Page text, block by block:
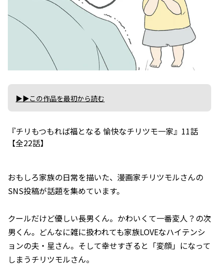
▶▶この作品を最初から読む
『チリもつもれば福となる 愉快なチリツモ一家』11話
【全22話】
おもしろ家族の日常を描いた、漫画家チリツモルさんの
SNS投稿が話題を集めています。
クールだけど優しい長男くん。かわいくて一番変人？の次
男くん。どんなに雑に扱われても家族LOVEなハイテンシ
ョンの夫・星さん。そして幸せすぎると「変顔」になって
しまうチリツモルさん。